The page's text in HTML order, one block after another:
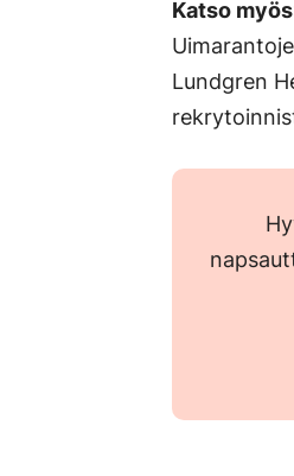
Katso myös
Lundgren